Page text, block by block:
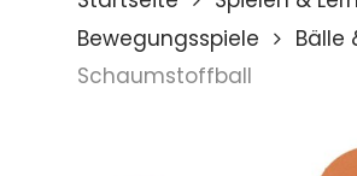
Bewegungsspiele
Bälle
Schaumstoffball